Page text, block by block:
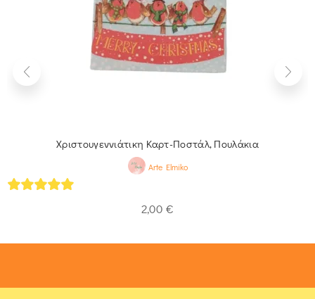
Χριστουγεννιάτικη Καρτ-Ποστάλ, Πουλάκια
Arte Elmiko
2,00 €